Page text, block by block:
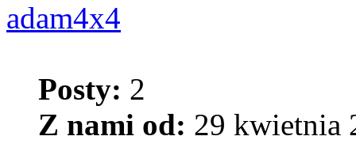
adam4x4
Posty: 2
Z nami od: 29 kwietnia